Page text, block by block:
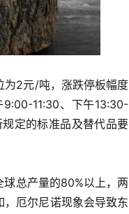
为2元/吨，涨跌停板幅度
11:30、下午13:30-
定的标准品及替代品要
总产量的80%以上，两
厄尔尼诺现象会导致东